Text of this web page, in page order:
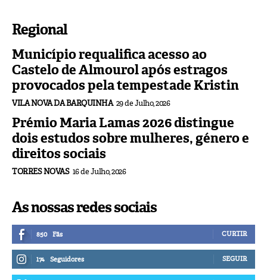
Regional
Município requalifica acesso ao
Castelo de Almourol após estragos
provocados pela tempestade Kristin
VILA NOVA DA BARQUINHA 29 de Julho, 2026
Prémio Maria Lamas 2026 distingue
dois estudos sobre mulheres, género e
direitos sociais
TORRES NOVAS 16 de Julho, 2026
As nossas redes sociais
850 Fãs CURTIR
174 Seguidores SEGUIR